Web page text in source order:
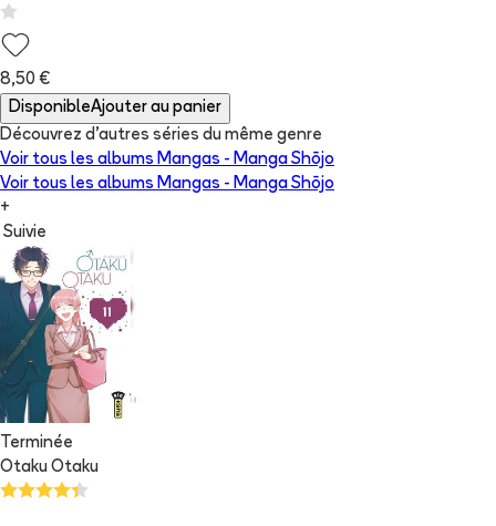
8,50 €
DisponibleAjouter au panier
Découvrez d'autres séries du même genre
Voir tous les albums Mangas - Manga Shōjo
Voir tous les albums Mangas - Manga Shōjo
+
Suivie
Terminée
Otaku Otaku